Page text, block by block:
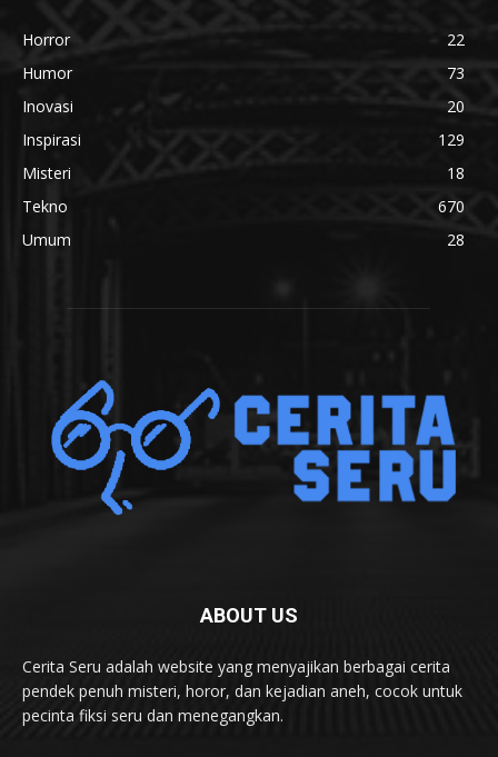
Horror
22
Humor
73
Inovasi
20
Inspirasi
129
Misteri
18
Tekno
670
Umum
28
ABOUT US
Cerita Seru adalah website yang menyajikan berbagai cerita
pendek penuh misteri, horor, dan kejadian aneh, cocok untuk
pecinta fiksi seru dan menegangkan.